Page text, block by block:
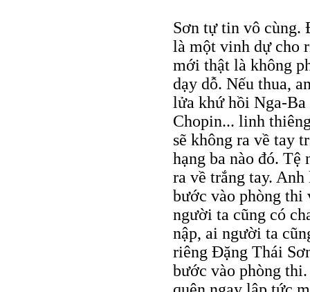
Sơn tự tin vô cùng.
là một vinh dự cho
mới thật là không
dạy dỗ. Nếu thua,
lửa khứ hồi Nga-
Chopin... linh
sẽ không ra về tay
hạng ba nào đó.
ra về trắng tay.
bước vào phòng
người ta cũng có
nập, ai người ta
riêng Đặng Thái
bước vào phòng